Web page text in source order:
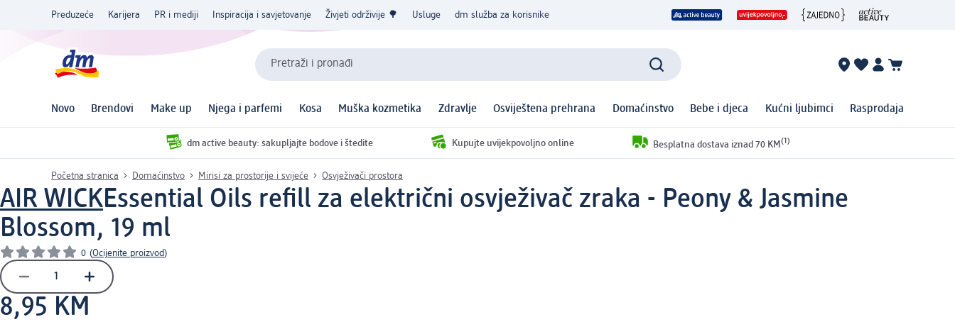
Preduzeće Karijera PR i mediji Inspiracija i savjetovanje Živjeti održivije 🌳 Usluge dm služba za korisnike
Pretraži i pronađi
Novo Brendovi Make up Njega i parfemi Kosa Muška kozmetika Zdravlje Osviještena prehrana Domaćinstvo Bebe i djeca Kućni ljubimci Rasprodaja
dm active beauty: sakupljajte bodove i štedite Kupujte uvijekpovoljno online Besplatna dostava iznad 70 KM (1)
Početna stranica Domaćinstvo Mirisi za prostorije i svijeće Osvježivači prostora
AIR WICKEssential Oils refill za električni osvježivač zraka - Peony & Jasmine
Blossom, 19 ml
0 (Ocijenite proizvod)
8,95 KM